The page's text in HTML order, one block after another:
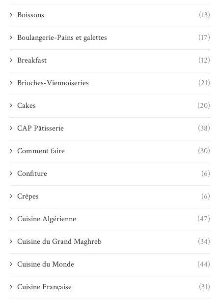
Boissons (13)
Boulangerie-Pains et galettes (17)
Breakfast (12)
Brioches-Viennoiseries (21)
Cakes (20)
CAP Pâtisserie (38)
Comment faire (30)
Confiture (6)
Crêpes (6)
Cuisine Algérienne (47)
Cuisine du Grand Maghreb (34)
Cuisine du Monde (44)
Cuisine Française (31)